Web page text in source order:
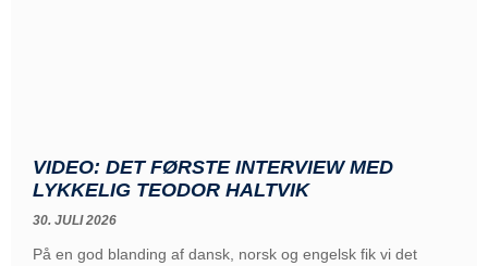
VIDEO: DET FØRSTE INTERVIEW MED
LYKKELIG TEODOR HALTVIK
30. JULI 2026
På en god blanding af dansk, norsk og engelsk fik vi det